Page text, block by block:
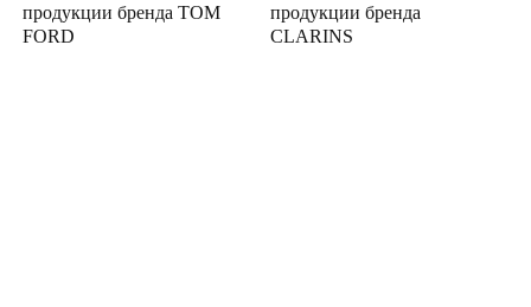
продукции бренда TOM
FORD
продукции бренда
CLARINS